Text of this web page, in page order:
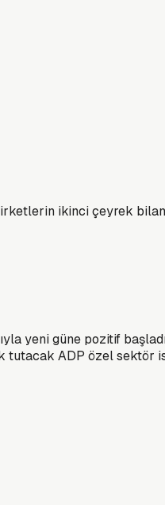
ikinci çeyrek
yeni güne pozitif
tutacak ADP özel sektör